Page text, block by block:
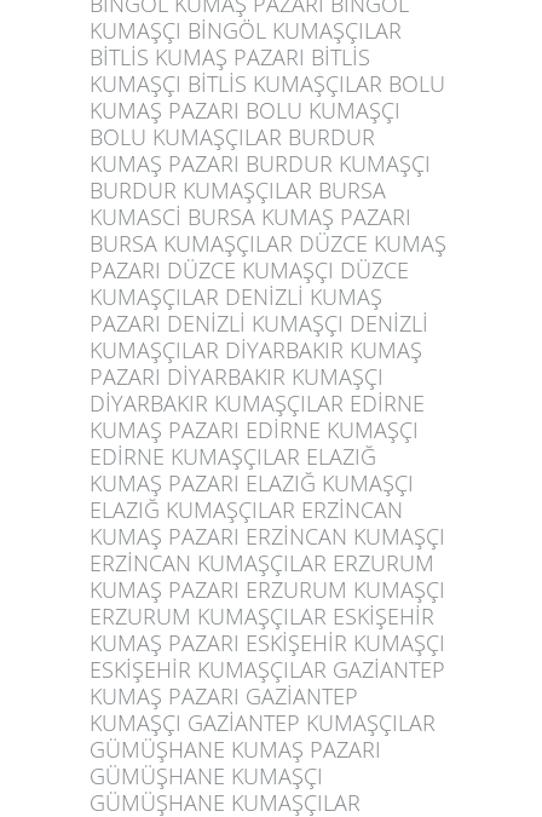
KUMAŞÇI BİNGÖL KUMAŞÇILAR
BİTLİS KUMAŞ PAZARI BİTLİS
KUMAŞÇI BİTLİS KUMAŞÇILAR BOLU
KUMAŞ PAZARI BOLU KUMAŞÇI
BOLU KUMAŞÇILAR BURDUR
KUMAŞ PAZARI BURDUR KUMAŞÇI
BURDUR KUMAŞÇILAR BURSA
KUMASCİ BURSA KUMAŞ PAZARI
BURSA KUMAŞÇILAR DÜZCE KUMAŞ
PAZARI DÜZCE KUMAŞÇI DÜZCE
KUMAŞÇILAR DENİZLİ KUMAŞ
PAZARI DENİZLİ KUMAŞÇI DENİZLİ
KUMAŞÇILAR DİYARBAKIR KUMAŞ
PAZARI DİYARBAKIR KUMAŞÇI
DİYARBAKIR KUMAŞÇILAR EDİRNE
KUMAŞ PAZARI EDİRNE KUMAŞÇI
EDİRNE KUMAŞÇILAR ELAZIĞ
KUMAŞ PAZARI ELAZIĞ KUMAŞÇI
ELAZIĞ KUMAŞÇILAR ERZİNCAN
KUMAŞ PAZARI ERZİNCAN KUMAŞÇI
ERZİNCAN KUMAŞÇILAR ERZURUM
KUMAŞ PAZARI ERZURUM KUMAŞÇI
ERZURUM KUMAŞÇILAR ESKİŞEHİR
KUMAŞ PAZARI ESKİŞEHİR KUMAŞÇI
ESKİŞEHİR KUMAŞÇILAR GAZİANTEP
KUMAŞ PAZARI GAZİANTEP
KUMAŞÇI GAZİANTEP KUMAŞÇILAR
GÜMÜŞHANE KUMAŞ PAZARI
GÜMÜŞHANE KUMAŞÇI
GÜMÜŞHANE KUMAŞÇILAR